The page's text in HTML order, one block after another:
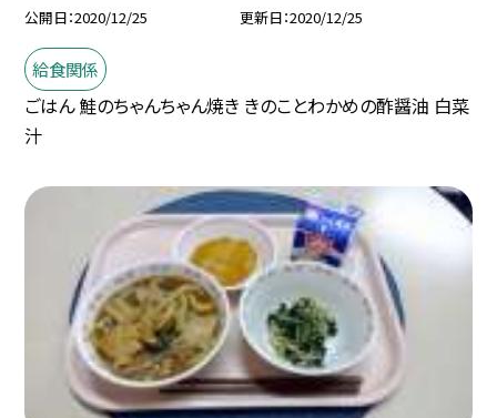
公開日 2020/12/25 更新日 2020/12/25
給食関係
ごはん 鮭のちゃんちゃん焼き きのことわかめの酢醤油 白菜
汁